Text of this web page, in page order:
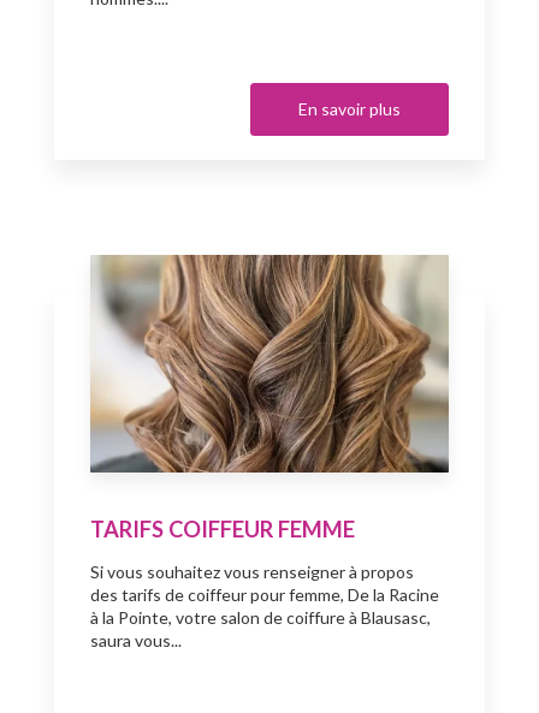
En savoir plus
TARIFS COIFFEUR FEMME
Si vous souhaitez vous renseigner à propos
des tarifs de coiffeur pour femme, De la Racine
à la Pointe, votre salon de coiffure à Blausasc,
saura vous...